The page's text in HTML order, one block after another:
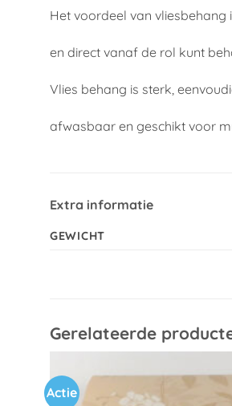
Het voordeel van
en direct vanaf de rol kunt
Vlies behang is sterk,
afwasbaar en geschikt voor
Extra informatie
GEWICHT
Gerelateerde
Actie